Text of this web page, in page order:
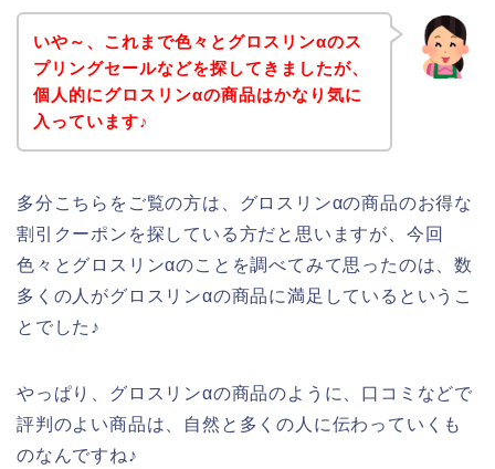
いや～、これまで色々とグロスリンαのス
プリングセールなどを探してきましたが、
個人的にグロスリンαの商品はかなり気に
入っています♪
多分こちらをご覧の方は、グロスリンαの商品のお得な
割引クーポンを探している方だと思いますが、今回
色々とグロスリンαのことを調べてみて思ったのは、数
多くの人がグロスリンαの商品に満足しているというこ
とでした♪
やっぱり、グロスリンαの商品のように、口コミなどで
評判のよい商品は、自然と多くの人に伝わっていくも
のなんですね♪